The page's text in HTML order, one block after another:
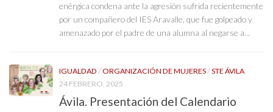
enérgica condena ante la agresión sufrida recientemente
por un compañero del IES Aravalle, que fue golpeado y
amenazado por el padre de una alumna al negarse a...
IGUALDAD /ORGANIZACIÓN DE MUJERES/STE ÁVILA
24 FEBRERO, 2025
Ávila. Presentación del Calendario